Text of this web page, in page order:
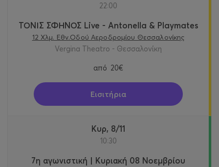
22:00
ΤΟΝΙΣ ΣΦΗΝΟΣ Live - Antonella & Playmates
12 Χλμ. Εθν.Οδού Αεροδρομίου Θεσσαλονίκης
Vergina Theatro - Θεσσαλονίκη
από 20€
Εισιτήρια
Κυρ, 8/11
10:30
7η αγωνιστική | Κυριακή 08 Νοεμβρίου